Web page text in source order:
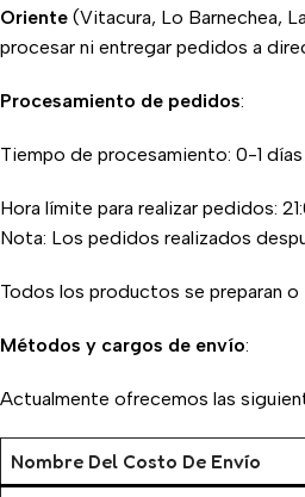
Oriente (Vitacura, Lo Barnechea,
procesar ni entregar pedidos a
Procesamiento de pedidos:
Tiempo de procesamiento: 0-1
Hora límite para realizar pedidos:
Nota: Los pedidos realizados
Todos los productos se preparan o
Métodos y cargos de envío:
Actualmente ofrecemos las
Nombre Del Costo De Envío